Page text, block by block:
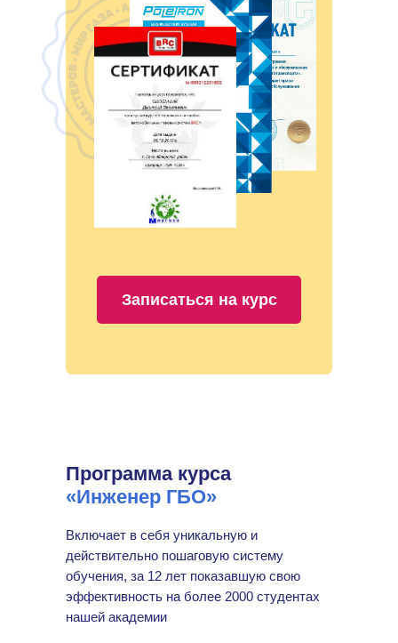
Записаться на курс
Программа курса
«Инженер ГБО»
Включает в себя уникальную и
действительно пошаговую систему
обучения, за 12 лет показавшую свою
эффективность на более 2000 студентах
нашей академии